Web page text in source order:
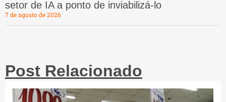
setor de IA a ponto de inviabilizá-lo
7 de agosto de 2026
Post Relacionado